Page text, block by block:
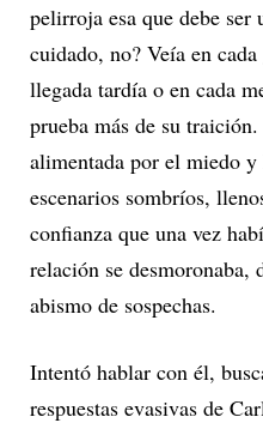
pelirroja esa que debe ser
cuidado, no? Veía en
llegada tardía o en cada
prueba más de su
alimentada por el miedo
escenarios sombríos,
confianza que una vez
relación se desmoronaba,
abismo de sospechas.
Intentó hablar con él,
respuestas evasivas de